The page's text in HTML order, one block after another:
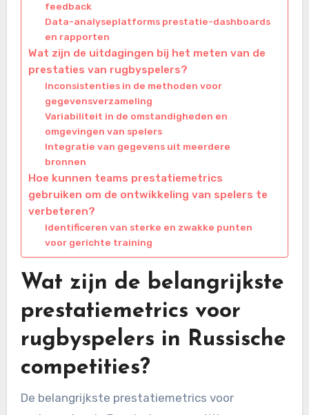
feedback
Data-analyseplatforms prestatie-dashboards
en rapporten
Wat zijn de uitdagingen bij het meten van de
prestaties van rugbyspelers?
Inconsistenties in de methoden voor
gegevensverzameling
Variabiliteit in de omstandigheden en
omgevingen van spelers
Integratie van gegevens uit meerdere
bronnen
Hoe kunnen teams prestatiemetrics
gebruiken om de ontwikkeling van spelers te
verbeteren?
Identificeren van sterke en zwakke punten
voor gerichte training
Wat zijn de belangrijkste
prestatiemetrics voor
rugbyspelers in Russische
competities?
De belangrijkste prestatiemetrics voor